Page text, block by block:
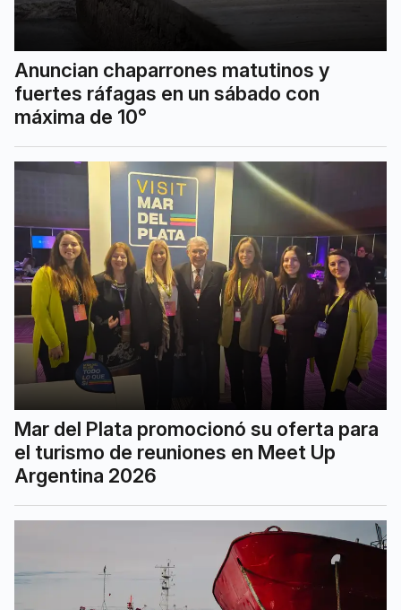
Anuncian chaparrones matutinos y
fuertes ráfagas en un sábado con
máxima de 10°
Mar del Plata promocionó su oferta para
el turismo de reuniones en Meet Up
Argentina 2026